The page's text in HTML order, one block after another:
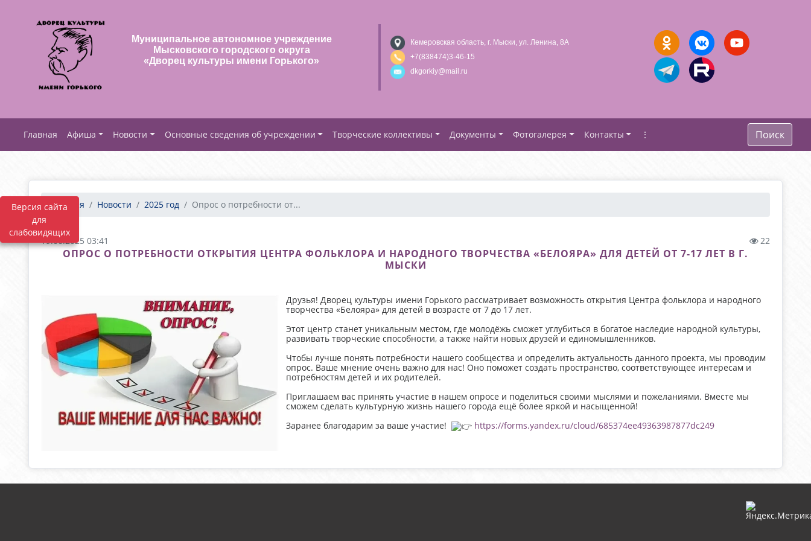
Версия сайта
для
слабовидящих
Муниципальное автономное учреждение
Мысковского городского округа
«Дворец культуры имени Горького»
Кемеровская область, г. Мыски, ул. Ленина, 8А
+7(838474)3-46-15
dkgorkiy@mail.ru
Афиша Новости Основные сведения об учреждении Творческие коллективы Документы Фотогалерея Контакты ⋮ Поиск
Главная Новости 2025 год Опрос о потребности от...
19.06.2025 03:41 22
ОПРОС О ПОТРЕБНОСТИ ОТКРЫТИЯ ЦЕНТРА ФОЛЬКЛОРА И НАРОДНОГО ТВОРЧЕСТВА «БЕЛОЯРА» ДЛЯ ДЕТЕЙ ОТ 7-17 ЛЕТ В Г.
МЫСКИ
Друзья! Дворец культуры имени Горького рассматривает возможность открытия Центра фольклора и народного
творчества «Белояра» для детей в возрасте от 7 до 17 лет.
Этот центр станет уникальным местом, где молодёжь сможет углубиться в богатое наследие народной культуры,
развивать творческие способности, а также найти новых друзей и единомышленников.
Чтобы лучше понять потребности нашего сообщества и определить актуальность данного проекта, мы проводим
опрос. Ваше мнение очень важно для нас! Оно поможет создать пространство, соответствующее интересам и
потребностям детей и их родителей.
Приглашаем вас принять участие в нашем опросе и поделиться своими мыслями и пожеланиями. Вместе мы
сможем сделать культурную жизнь нашего города ещё более яркой и насыщенной!
Заранее благодарим за ваше участие!
https://forms.yandex.ru/cloud/685374ee49363987877dc249